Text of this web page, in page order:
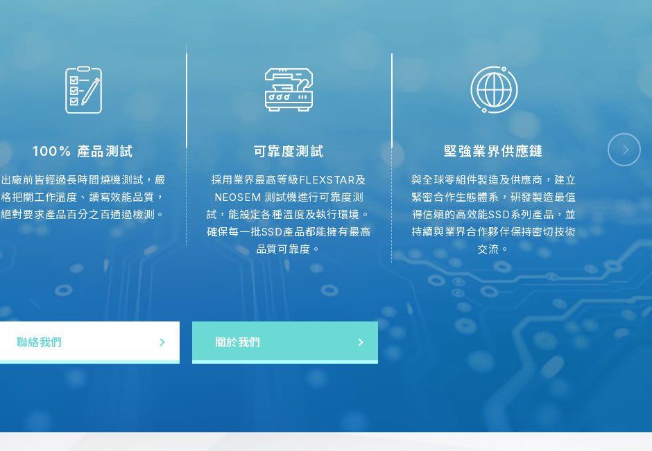
100% 產品測試
出廠前皆經過長時間燒機測試，嚴
格把關工作溫度、讀寫效能品質，
絕對要求產品百分之百通過檢測。
可靠度測試
採用業界最高等級FLEXSTAR及
NEOSEM 測試機進行可靠度測
試，能設定各種溫度及執行環境。
確保每一批SSD產品都能擁有最高
品質可靠度。
堅強業界供應鏈
與全球零組件製造及供應商，建立
緊密合作生態體系，研發製造最值
得信賴的高效能SSD系列產品，並
持續與業界合作夥伴保持密切技術
交流。
聯絡我們 關於我們
建興儲存科技（鎧俠子公司）憑藉對市場需求的精準洞察，正式推出全球首款搭載KIOXIA
第六代BiCS FLASH™ 3D快閃記憶體的CL6系列工業級SSD。
產品訊息 07 AUG 2023
ER3系列全球首款浸没式液冷企業級SSD 建興儲存科技鎖定AI運算資料中心
建興儲存科技(鎧俠子公司，鎧俠前身為東芝記憶體)推出全球第一款支援浸没式冷卻5年保
固的SSD產品 - ER3系列企業級SATA SSD。ER3系列是專為滿足現今大規模資料中心的
嚴苛要求而誕生的企業級SSD(enterprise SSD)，具有高可靠性和高耐用度，可以應對高
工作負載和大量寫入操作，並支援伺服器直接液體冷卻技術。
建興儲存科技2026 FMW展示SSD企業級存儲解決方案
建興儲存科技（SSSTC）將於 8 月 26 日參展中國武漢 Flash Memory World